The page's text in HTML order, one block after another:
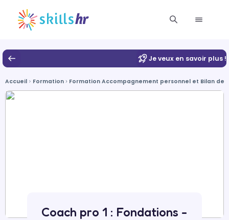
Je veux en savoir plus !
Accueil Formation Formation Accompagnement personnel et Bilan de
Coach pro 1 : Fondations -